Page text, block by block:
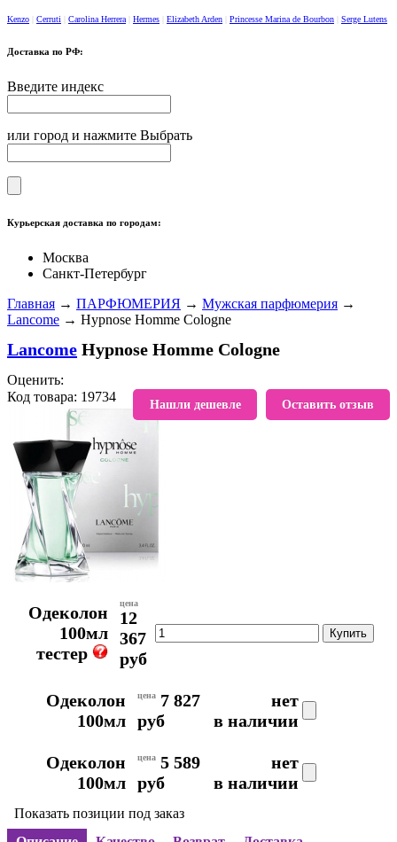
Kenzo Cerruti Carolina Herrera Hermes Elizabeth Arden Princesse Marina de Bourbon Serge Lutens
Доставка по РФ:
Введите индекс
или город и нажмите Выбрать
Курьерская доставка по городам:
Москва
Санкт-Петербург
Главная → ПАРФЮМЕРИЯ → Мужская парфюмерия →
Lancome → Hypnose Homme Cologne
Lancome Hypnose Homme Cologne
Оставить отзыв
Нашли дешевле
Оценить:
Код товара: 19734
В избранное
Одеколон
100мл
тестер
цена
12
367
руб
Одеколон
100мл
цена 7 827
руб
нет
в наличии
Одеколон
100мл
цена 5 589
руб
нет
в наличии
Показать позиции под заказ